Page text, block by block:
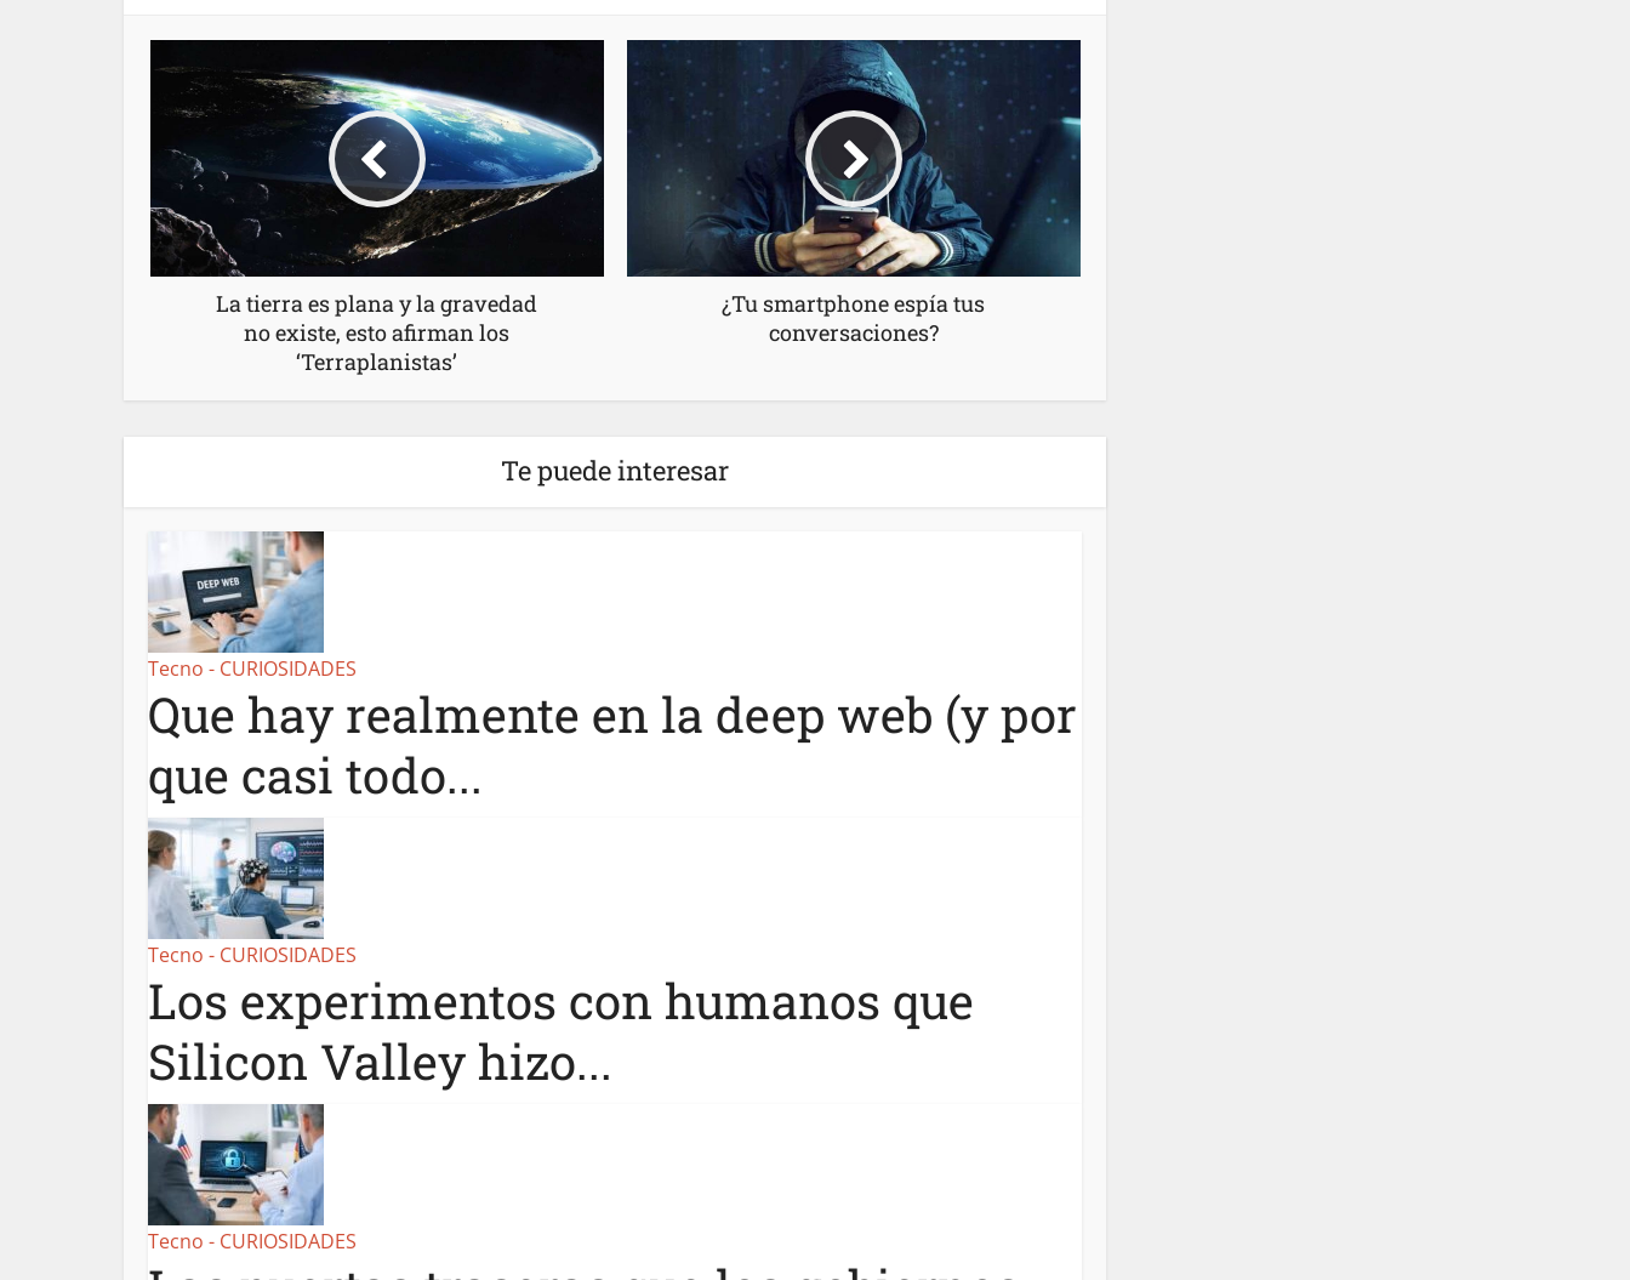
La tierra es plana y la gravedad
no existe, esto afirman los
‘Terraplanistas’
¿Tu smartphone espía tus
conversaciones?
Te puede interesar
Tecno - CURIOSIDADES
Que hay realmente en la deep web (y por
que casi todo...
Tecno - CURIOSIDADES
Los experimentos con humanos que
Silicon Valley hizo...
Tecno - CURIOSIDADES